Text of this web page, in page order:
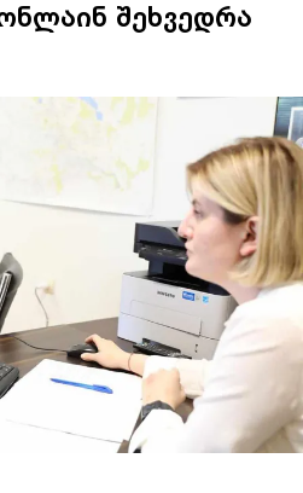
შეხვედრა